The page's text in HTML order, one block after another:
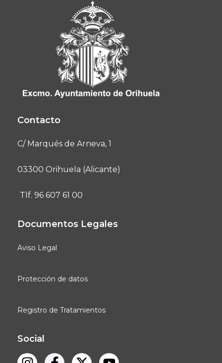
Contacto
C/ Marqués de Arneva, 1
03300 Orihuela (Alicante)
Tlf. 96 607 61 00
Documentos Legales
Aviso Legal
Protección de datos
Registro de Tratamientos
Social